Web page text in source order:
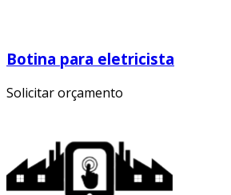
Botina para eletricista
Solicitar orçamento